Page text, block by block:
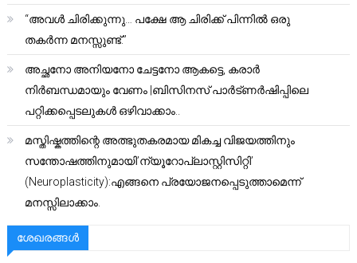
“അവൾ ചിരിക്കുന്നു… പക്ഷേ ആ ചിരിക്ക് പിന്നിൽ ഒരു
തകർന്ന മനസ്സുണ്ട്.”
അച്ഛനോ അനിയനോ ചേട്ടനോ ആകട്ടെ, കരാർ
നിർബന്ധമായും വേണം |ബിസിനസ് പാർട്ണർഷിപ്പിലെ
പറ്റിക്കപ്പെടലുകൾ ഒഴിവാക്കാം..
മസ്തിഷ്കത്തിന്റെ അത്ഭുതകരമായ മികച്ച വിജയത്തിനും
സന്തോഷത്തിനുമായി’ന്യൂറോപ്ലാസ്റ്റിസിറ്റി’
(Neuroplasticity):എങ്ങനെ പ്രയോജനപ്പെടുത്താമെന്ന്
മനസ്സിലാക്കാം.
ശേഖരങ്ങൾ